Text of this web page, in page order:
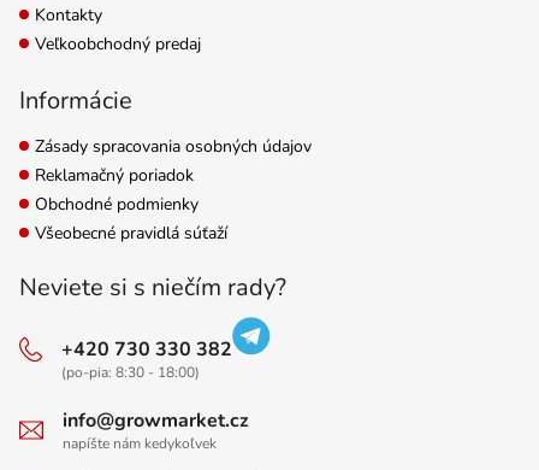
Kontakty
Veľkoobchodný predaj
Informácie
Zásady spracovania osobných údajov
Reklamačný poriadok
Obchodné podmienky
Všeobecné pravidlá súťaží
Neviete si s niečím rady?
+420 730 330 382
(po-pia: 8:30 - 18:00)
info@growmarket.cz
napíšte nám kedykoľvek